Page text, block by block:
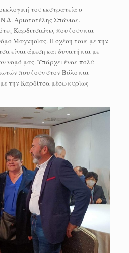
του εκστρατεία ο
Αριστοτέλης Σπάνιας.
Καρδιτσιώτες που ζουν και
Μαγνησίας. Η σχέση τους με την
είναι άμεση και δυνατή και με
νομό μας. Υπάρχει ένας πολύ
που ζουν στον Βόλο και
την Καρδίτσα μέσω κυρίως